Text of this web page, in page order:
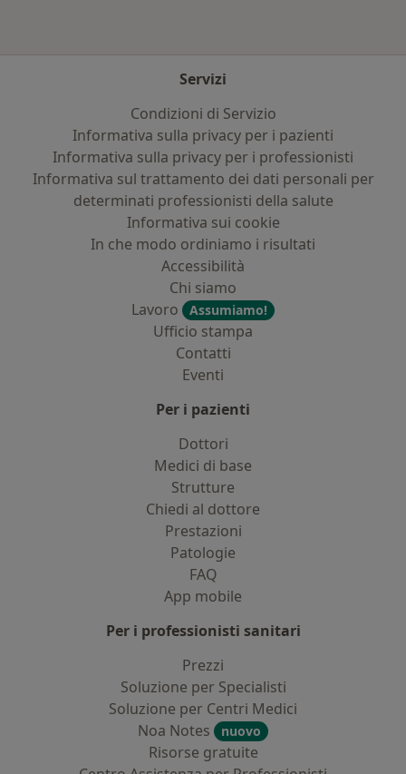
Servizi
Condizioni di Servizio
Informativa sulla privacy per i pazienti
Informativa sulla privacy per i professionisti
Informativa sul trattamento dei dati personali per
determinati professionisti della salute
Informativa sui cookie
In che modo ordiniamo i risultati
Accessibilità
Chi siamo
Lavoro
Assumiamo!
Ufficio stampa
Contatti
Eventi
Per i pazienti
Dottori
Medici di base
Strutture
Chiedi al dottore
Prestazioni
Patologie
FAQ
App mobile
Per i professionisti sanitari
Prezzi
Soluzione per Specialisti
Soluzione per Centri Medici
Noa Notes
nuovo
Risorse gratuite